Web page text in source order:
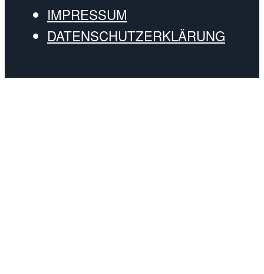
IMPRESSUM
DATENSCHUTZERKLÄRUNG